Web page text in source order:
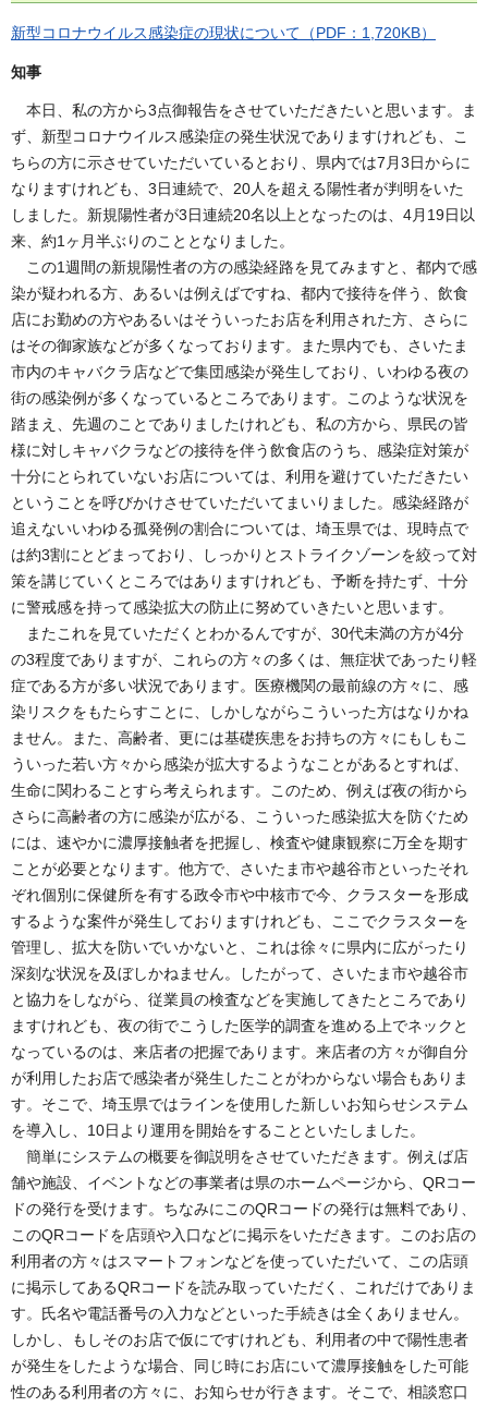
新型コロナウイルス感染症の現状について（PDF：1,720KB）
知事
本日、私の方から3点御報告をさせていただきたいと思います。ま
ず、新型コロナウイルス感染症の発生状況でありますけれども、こ
ちらの方に示させていただいているとおり、県内では7月3日からに
なりますけれども、3日連続で、20人を超える陽性者が判明をいた
しました。新規陽性者が3日連続20名以上となったのは、4月19日以
来、約1ヶ月半ぶりのこととなりました。
この1週間の新規陽性者の方の感染経路を見てみますと、都内で感
染が疑われる方、あるいは例えばですね、都内で接待を伴う、飲食
店にお勤めの方やあるいはそういったお店を利用された方、さらに
はその御家族などが多くなっております。また県内でも、さいたま
市内のキャバクラ店などで集団感染が発生しており、いわゆる夜の
街の感染例が多くなっているところであります。このような状況を
踏まえ、先週のことでありましたけれども、私の方から、県民の皆
様に対しキャバクラなどの接待を伴う飲食店のうち、感染症対策が
十分にとられていないお店については、利用を避けていただきたい
ということを呼びかけさせていただいてまいりました。感染経路が
追えないいわゆる孤発例の割合については、埼玉県では、現時点で
は約3割にとどまっており、しっかりとストライクゾーンを絞って対
策を講じていくところではありますけれども、予断を持たず、十分
に警戒感を持って感染拡大の防止に努めていきたいと思います。
またこれを見ていただくとわかるんですが、30代未満の方が4分
の3程度でありますが、これらの方々の多くは、無症状であったり軽
症である方が多い状況であります。医療機関の最前線の方々に、感
染リスクをもたらすことに、しかしながらこういった方はなりかね
ません。また、高齢者、更には基礎疾患をお持ちの方々にもしもこ
ういった若い方々から感染が拡大するようなことがあるとすれば、
生命に関わることすら考えられます。このため、例えば夜の街から
さらに高齢者の方に感染が広がる、こういった感染拡大を防ぐため
には、速やかに濃厚接触者を把握し、検査や健康観察に万全を期す
ことが必要となります。他方で、さいたま市や越谷市といったそれ
ぞれ個別に保健所を有する政令市や中核市で今、クラスターを形成
するような案件が発生しておりますけれども、ここでクラスターを
管理し、拡大を防いでいかないと、これは徐々に県内に広がったり
深刻な状況を及ぼしかねません。したがって、さいたま市や越谷市
と協力をしながら、従業員の検査などを実施してきたところであり
ますけれども、夜の街でこうした医学的調査を進める上でネックと
なっているのは、来店者の把握であります。来店者の方々が御自分
が利用したお店で感染者が発生したことがわからない場合もありま
す。そこで、埼玉県ではラインを使用した新しいお知らせシステム
を導入し、10日より運用を開始をすることといたしました。
簡単にシステムの概要を御説明をさせていただきます。例えば店
舗や施設、イベントなどの事業者は県のホームページから、QRコー
ドの発行を受けます。ちなみにこのQRコードの発行は無料であり、
このQRコードを店頭や入口などに掲示をいただきます。このお店の
利用者の方々はスマートフォンなどを使っていただいて、この店頭
に掲示してあるQRコードを読み取っていただく、これだけでありま
す。氏名や電話番号の入力などといった手続きは全くありません。
しかし、もしそのお店で仮にですけれども、利用者の中で陽性患者
が発生をしたような場合、同じ時にお店にいて濃厚接触をした可能
性のある利用者の方々に、お知らせが行きます。そこで、相談窓口